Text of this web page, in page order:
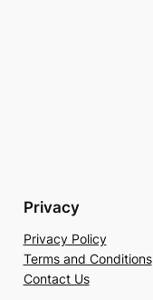
Privacy
Privacy Policy
Terms and Conditions
Contact Us